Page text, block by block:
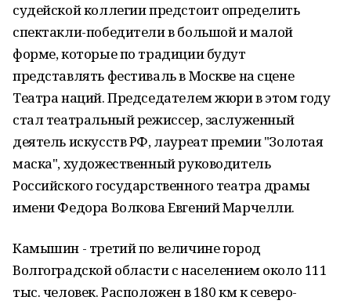
судейской коллегии предстоит определить
спектакли-победители в большой и малой
форме, которые по традиции будут
представлять фестиваль в Москве на сцене
Театра наций. Председателем жюри в этом году
стал театральный режиссер, заслуженный
деятель искусств РФ, лауреат премии "Золотая
маска", художественный руководитель
Российского государственного театра драмы
имени Федора Волкова Евгений Марчелли.
Камышин - третий по величине город
Волгоградской области с населением около 111
тыс. человек. Расположен в 180 км к северо-